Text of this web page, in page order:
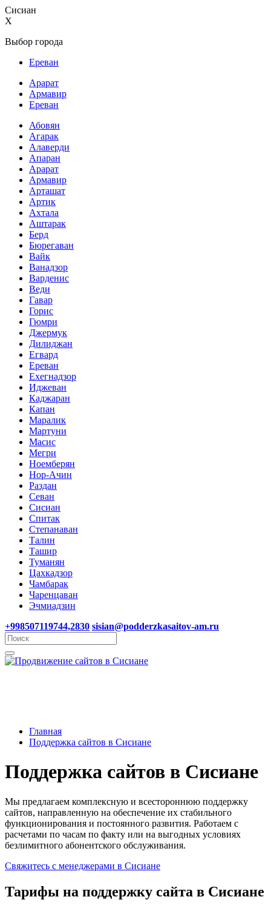
Сисиан
X
Выбор города
Ереван
Арарат
Армавир
Ереван
Абовян
Агарак
Алаверди
Апаран
Арарат
Армавир
Арташат
Артик
Ахтала
Аштарак
Берд
Бюрегаван
Вайк
Ванадзор
Варденис
Веди
Гавар
Горис
Гюмри
Джермук
Дилиджан
Егвард
Ереван
Ехегнадзор
Иджеван
Каджаран
Капан
Маралик
Мартуни
Масис
Мегри
Ноемберян
Нор-Ачин
Раздан
Севан
Сисиан
Спитак
Степанаван
Талин
Ташир
Туманян
Цахкадзор
Чамбарак
Чаренцаван
Эчмиадзин
+998507119744,2830 sisian@podderzkasaitov-am.ru
Главная
Поддержка сайтов в Сисиане
Поддержка сайтов в Сисиане
Мы предлагаем комплексную и всестороннюю поддержку
сайтов, направленную на обеспечение их стабильного
функционирования и постоянного развития. Работаем с
расчетами по часам по факту или на выгодных условиях
безлимитного абонентского обслуживания.
Свяжитесь с менеджерами в Сисиане
Тарифы на поддержку сайта в Сисиане